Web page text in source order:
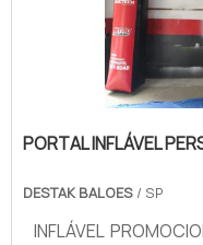
PORTAL INFLÁVEL
DESTAK BALOES / SP
INFLÁVEL